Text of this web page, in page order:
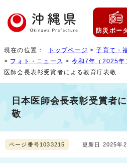
防災ポー
現在の位置： トップページ >子育て・
> フォト・ニュース > 令和7年（2025
医師会長表彰受賞者による教育庁表敬
日本医師会長表彰受賞者
敬
ページ番号1033215 更新日 2025年2